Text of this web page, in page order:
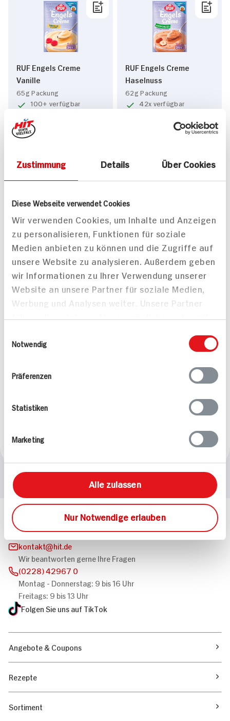
Zustimmung Details Über Cookies
Diese Webseite verwendet Cookies
Wir verwenden Cookies, um Inhalte und Anzeigen
zu personalisieren, Funktionen für soziale
Medien anbieten zu können und die Zugriffe auf
unsere Website zu analysieren. Außerdem geben
wir Informationen zu Ihrer Verwendung unserer
Website an unsere Partner für soziale Medien,
Werbung und Analysen weiter. Unsere Partner
bereitgestellt haben oder die sie im Rahmen
Notwendig
Präferenzen
Statistiken
Marketing
Alle zulassen
Nur Notwendige erlauben
RUF Engels Creme
Vanille
65g Packung
100+ verfügbar
RUF Engels Creme
Haselnuss
62g Packung
42x verfügbar
0.79
RUF Engels Creme
Schokolade
74g Packung
18x verfügbar
0.79
RUF Engels Creme
Erdbeere
65g Packung
30x verfügbar
0.79
64g Packung
Häufig gestellte Fragen
Mehr Informationen in unserem FAQ
kontakt
hit.de
Wir beantworten gerne Ihre Fragen
(0228) 42967 0
Montag - Donnerstag: 9 bis 16 Uhr
Freitags: 9 bis 13 Uhr
Folgen Sie uns auf TikTok
Angebote & Coupons
Rezepte
Sortiment